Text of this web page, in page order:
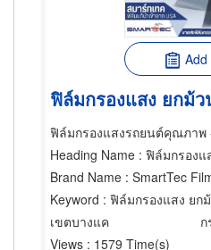
Add
ฟิล์มกรองแสง ยกม้ว
ฟิล์มกรองแสงรถยนต์คุณภาพ
Heading Name : ฟิล์มกรองแสงรถยน
Brand Name : SmartTec
Keyword : ฟิล์มกรองแสง ยก
เขตบางแค
Views : 1579 Time(s)